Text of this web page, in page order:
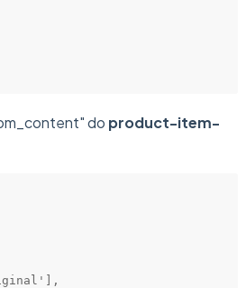
do product-item-